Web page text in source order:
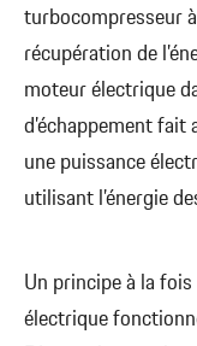
turbocompresseur
récupération de
moteur électrique
d’échappement
une puissance
utilisant l’énergie
Un principe à la
électrique